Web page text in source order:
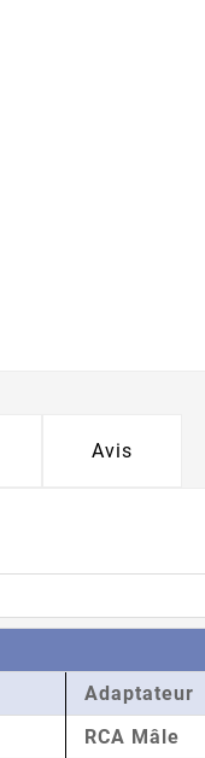
Avis
Adaptateur
RCA Mâle